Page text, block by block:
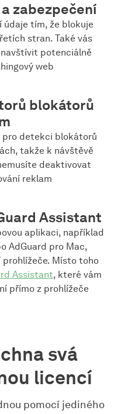
zabezpečení
údaje tím, že blokuje
stran. Také vás
potenciálně
web
blokátorů
pro detekci blokátorů
takže k návštěvě
deaktivovat
reklam
Assistant
aplikaci, například
AdGuard pro Mac,
Místo toho
Assistant, které vám
přímo z prohlížeče
svá
licencí
pomocí jediného